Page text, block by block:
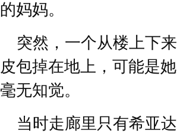
的妈妈。​
突然，一个从楼上下
皮包掉在地上，可能是
毫无知觉。​
当时走廊里只有希亚